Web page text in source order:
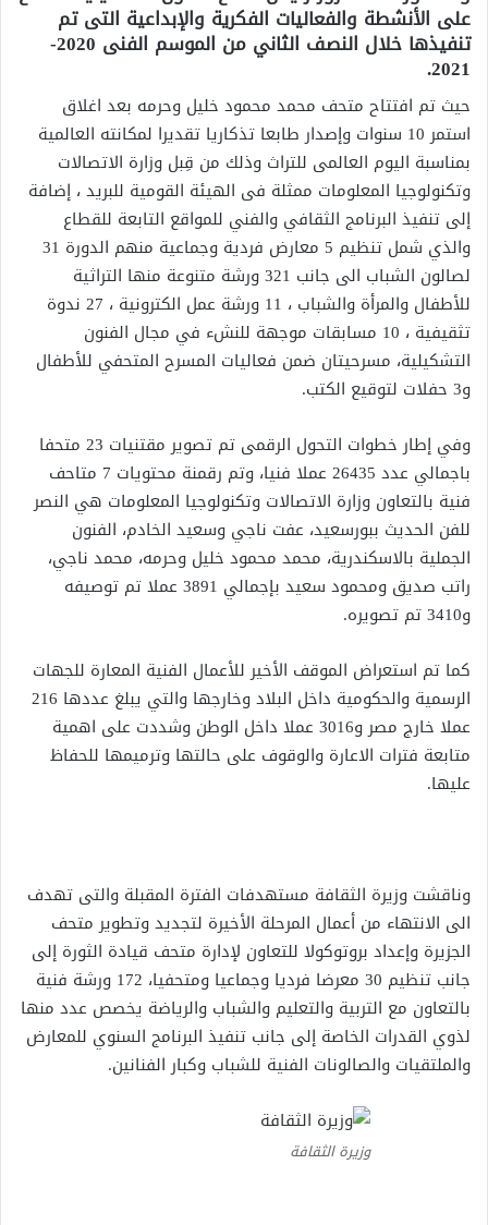
على الأنشطة والفعاليات الفكرية والإبداعية التى تم
تنفيذها خلال النصف الثاني من الموسم الفنى 2020-
2021.
حيث تم افتتاح متحف محمد محمود خليل وحرمه بعد اغلاق
استمر 10 سنوات وإصدار طابعا تذكاريا تقديرا لمكانته العالمية
بمناسبة اليوم العالمى للتراث وذلك من قِبل وزارة الاتصالات
وتكنولوجيا المعلومات ممثلة فى الهيئة القومية للبريد ، إضافة
إلى تنفيذ البرنامج الثقافي والفني للمواقع التابعة للقطاع
والذي شمل تنظيم 5 معارض فردية وجماعية منهم الدورة 31
لصالون الشباب الى جانب 321 ورشة متنوعة منها التراثية
للأطفال والمرأة والشباب ، 11 ورشة عمل الكترونية ، 27 ندوة
تثقيفية ، 10 مسابقات موجهة للنشء في مجال الفنون
التشكيلية، مسرحيتان ضمن فعاليات المسرح المتحفي للأطفال
و3 حفلات لتوقيع الكتب.
وفي إطار خطوات التحول الرقمى تم تصوير مقتنيات 23 متحفا
باجمالي عدد 26435 عملا فنيا، وتم رقمنة محتويات 7 متاحف
فنية بالتعاون وزارة الاتصالات وتكنولوجيا المعلومات هي النصر
للفن الحديث ببورسعيد، عفت ناجي وسعيد الخادم، الفنون
الجملية بالاسكندرية، محمد محمود خليل وحرمه، محمد ناجي،
راتب صديق ومحمود سعيد بإجمالي 3891 عملا تم توصيفه
و3410 تم تصويره.
كما تم استعراض الموقف الأخير للأعمال الفنية المعارة للجهات
الرسمية والحكومية داخل البلاد وخارجها والتي يبلغ عددها 216
عملا خارج مصر و3016 عملا داخل الوطن وشددت على اهمية
متابعة فترات الاعارة والوقوف على حالتها وترميمها للحفاظ
عليها.
وناقشت وزيرة الثقافة مستهدفات الفترة المقبلة والتى تهدف
الى الانتهاء من أعمال المرحلة الأخيرة لتجديد وتطوير متحف
الجزيرة وإعداد بروتوكولا للتعاون لإدارة متحف قيادة الثورة إلى
جانب تنظيم 30 معرضا فرديا وجماعيا ومتحفيا، 172 ورشة فنية
بالتعاون مع التربية والتعليم والشباب والرياضة يخصص عدد منها
لذوي القدرات الخاصة إلى جانب تنفيذ البرنامج السنوي للمعارض
والملتقيات والصالونات الفنية للشباب وكبار الفنانين.
وزيرة الثقافة